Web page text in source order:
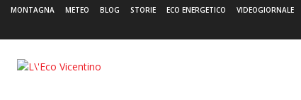
MONTAGNA METEO BLOG STORIE ECO ENERGETICO VIDEOGIORNALE
L'Eco